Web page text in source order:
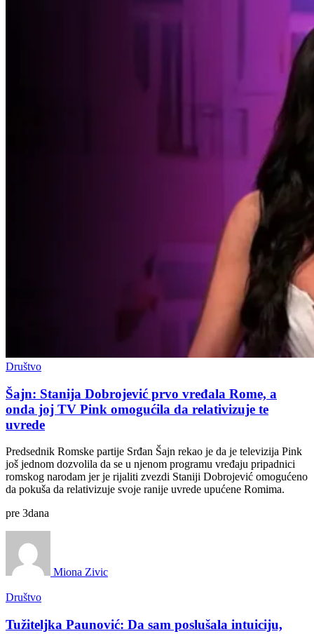
Društvo
Šajn: Stanija Dobrojević prvo vređala Rome, a
onda joj TV Pink omogućila da relativizuje te
uvrede
Predsednik Romske partije Srđan Šajn rekao je da je televizija Pink
još jednom dozvolila da se u njenom programu vređaju pripadnici
romskog narodam jer je rijaliti zvezdi Staniji Dobrojević omogućeno
da pokuša da relativizuje svoje ranije uvrede upućene Romima.
pre 3dana
Miona Zivic
Društvo
Tužiteljka Paunović: Da sam poslušala intuiciju,